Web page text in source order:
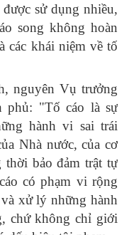
sử dụng nhiều,
song không hoàn
các khái niệm về tố
nguyên Vụ trưởng
phủ: "Tố cáo là sự
hành vi sai trái
Nhà nước, của cơ
thời bảo đảm trật tự
có phạm vi rộng
xử lý những hành
chứ không chỉ giới